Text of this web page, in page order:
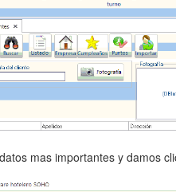
mas importantes y damos